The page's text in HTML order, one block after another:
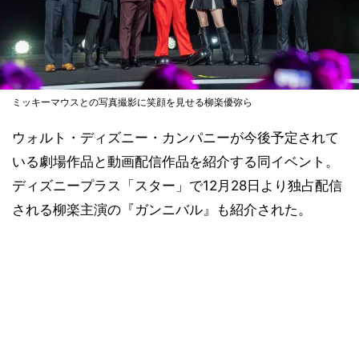
ミッキーマウスとの写真撮影に笑顔を見せる柳楽優弥ら
ウォルト・ディズニー・カンパニーが今後予定されて
いる劇場作品と動画配信作品を紹介する同イベント。
ディズニープラス「スター」で12月28日より独占配信
される柳楽主演の『ガンニバル』も紹介された。